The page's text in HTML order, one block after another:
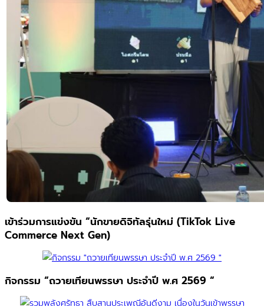
เข้าร่วมการแข่งขัน “นักขายดิจิทัลรุ่นใหม่ (TikTok Live
Commerce Next Gen)
กิจกรรม “ถวายเทียนพรรษา ประจำปี พ.ศ 2569 “